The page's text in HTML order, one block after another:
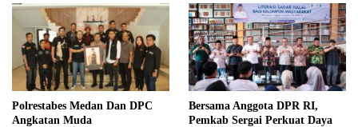
Polrestabes Medan Dan DPC
Angkatan Muda
Bersama Anggota DPR RI,
Pemkab Sergai Perkuat Daya